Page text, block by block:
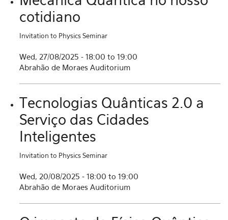
cotidiano
Invitation to Physics Seminar
Wed, 27/08/2025 - 18:00 to 19:00
Abrahão de Moraes Auditorium
Tecnologias Quânticas 2.0 a
Serviço das Cidades
Inteligentes
Invitation to Physics Seminar
Wed, 20/08/2025 - 18:00 to 19:00
Abrahão de Moraes Auditorium